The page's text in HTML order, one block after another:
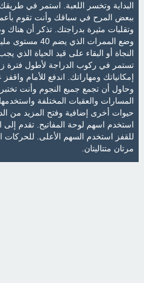
البداية وتخسر اللعبة. استمر في
ببعض المرح في سباقك وأنت تقوم
وتقلبات مثيرة بدراجتك. تذكر أن هناك
وضع الممرات الذي
النجاة أو البقاء على قيد الحياة الذي
تستمر في ركوب الدراجة لأطول فترة
إمكانياتك ومهاراتك. اندفع للأمام واقفز
وحاول أن تجمع جميع النجوم وأنت
المسارات والعقبات المختلفة
حيوات أخرى إضافية وفتح المزيد من
استخدم اسهم لوحة المفاتيح. تقدم إلى
للقفز استخدم السهم الأعلى. للحركات
مرتان متتاليتان.